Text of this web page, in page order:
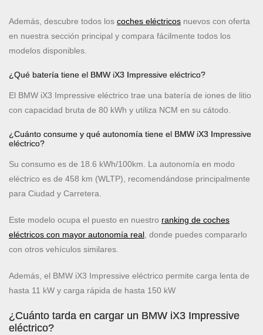
Además, descubre todos los coches eléctricos nuevos con oferta
en nuestra sección principal y compara fácilmente todos los
modelos disponibles.
¿Qué batería tiene el BMW iX3 Impressive eléctrico?
El BMW iX3 Impressive eléctrico trae una batería de iones de litio
con capacidad bruta de 80 kWh y utiliza NCM en su cátodo.
¿Cuánto consume y qué autonomía tiene el BMW iX3 Impressive
eléctrico?
Su consumo es de 18.6 kWh/100km. La autonomía en modo
eléctrico es de 458 km (WLTP), recomendándose principalmente
para Ciudad y Carretera.
Este modelo ocupa el puesto en nuestro ranking de coches
eléctricos con mayor autonomía real , donde puedes compararlo
con otros vehículos similares.
Además, el BMW iX3 Impressive eléctrico permite carga lenta de
hasta 11 kW y carga rápida de hasta 150 kW
¿Cuánto tarda en cargar un BMW iX3 Impressive
eléctrico?